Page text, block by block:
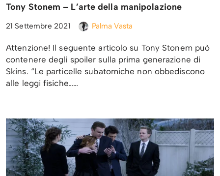
Tony Stonem – L’arte della manipolazione
21 Settembre 2021 Palma Vasta
Attenzione! Il seguente articolo su Tony Stonem può
contenere degli spoiler sulla prima generazione di
Skins. “Le particelle subatomiche non obbediscono
alle leggi fisiche……